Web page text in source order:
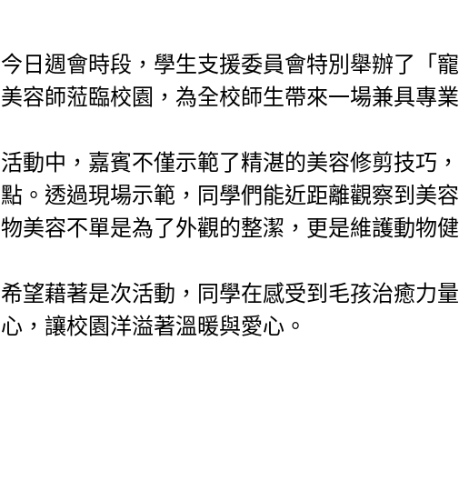
今日週會時段，學生支援委員會特別舉辦了「
美容師蒞臨校園，為全校師生帶來一場兼具專
活動中，嘉賓不僅示範了精湛的美容修剪技巧
點。透過現場示範，同學們能近距離觀察到美
物美容不單是為了外觀的整潔，更是維護動物
希望藉著是次活動，同學在感受到毛孩治癒力
心，讓校園洋溢著溫暖與愛心。